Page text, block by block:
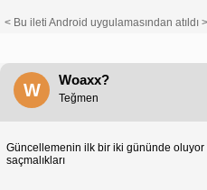
< Bu ileti Android uygulamasından atıldı >
W
Woaxx?
Teğmen
Güncellemenin ilk bir iki gününde
saçmalıkları